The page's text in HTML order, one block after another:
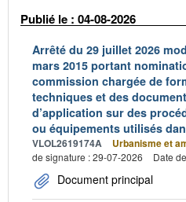
Publié le : 04-08-2026
Arrêté du 29 juillet 2026
mars 2015 portant
commission chargée de
techniques et des
d’application sur des
ou équipements utilisés
VLOL2619174A Urbanisme et
de signature : 29-07-2026
Date
Document principal